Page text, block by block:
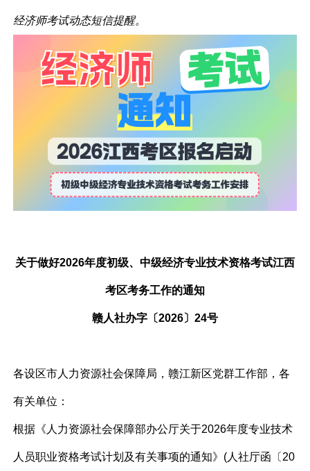
经济师考试动态短信提醒。
关于做好2026年度初级、中级经济专业技术资格考试江西
考区考务工作的通知
赣人社办字〔2026〕24号
各设区市人力资源社会保障局，赣江新区党群工作部，各
有关单位：
根据《人力资源社会保障部办公厅关于2026年度专业技术
人员职业资格考试计划及有关事项的通知》(人社厅函〔20